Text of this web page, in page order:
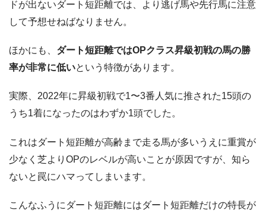
ドが出ないダート短距離では、より逃げ馬や先行馬に注意
して予想せねばなりません。
ほかにも、 ダート短距離ではOPクラス昇級初戦の馬の勝
率が非常に低いという特徴があります。
実際、2022年に昇級初戦で1〜3番人気に推された15頭の
うち1着になったのはわずか1頭でした。
これはダート短距離が高齢まで走る馬が多いうえに重賞が
少なく芝よりOPのレベルが高いことが原因ですが、知ら
ないと罠にハマってしまいます。
こんなふうにダート短距離にはダート短距離だけの特長が